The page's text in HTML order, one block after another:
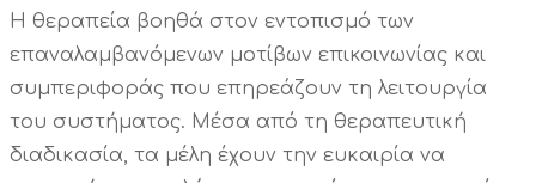
Η θεραπεία βοηθά στον εντοπισμό των
επαναλαμβανόμενων μοτίβων επικοινωνίας και
συμπεριφοράς που επηρεάζουν τη λειτουργία
του συστήματος. Μέσα από τη θεραπευτική
διαδικασία, τα μέλη έχουν την ευκαιρία να